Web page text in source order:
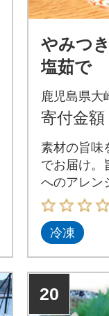
やみつ
塩茹で
鹿児島県大
寄付金額
素材の旨味
でお届け。
へのアレン
す。
冷凍
20